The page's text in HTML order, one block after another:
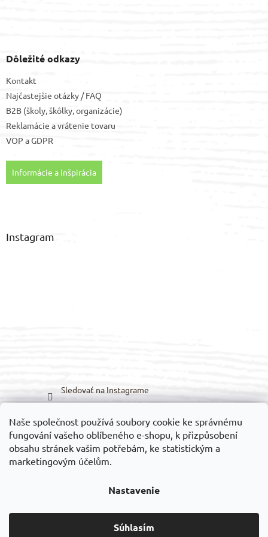
Naše společnost používá soubory cookie ke správnému
fungování vašeho oblíbeného e-shopu, k přizpůsobení
obsahu stránek vašim potřebám, ke statistickým a
marketingovým účelům.
Nastavenie
Súhlasím
Dôležité odkazy
Kontakt
Najčastejšie otázky / FAQ
B2B (školy, škôlky, organizácie)
Reklamácie a vrátenie tovaru
VOP aGDPR
Informácie a inšpirácia
Instagram
Sledovať na Instagrame
Možnosti prepravy: Možnosti platieb:
Vytvoril Shoptet
VELEDILO.cz. Všetky práva vyhradené.